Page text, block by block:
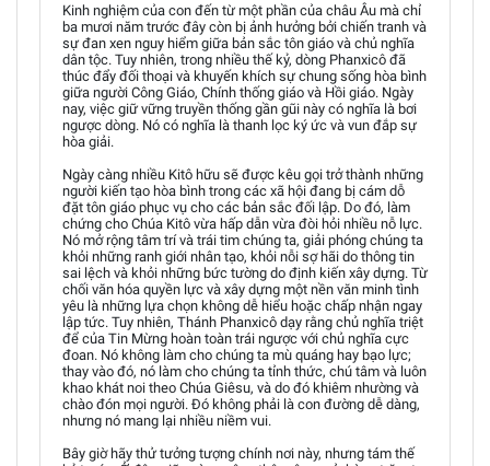
Kinh nghiệm của con đến từ một phần của châu Âu mà chỉ
ba mươi năm trước đây còn bị ảnh hưởng bởi chiến tranh và
sự đan xen nguy hiểm giữa bản sắc tôn giáo và chủ nghĩa
dân tộc. Tuy nhiên, trong nhiều thế kỷ, dòng Phanxicô đã
thúc đẩy đối thoại và khuyến khích sự chung sống hòa bình
giữa người Công Giáo, Chính thống giáo và Hồi giáo. Ngày
nay, việc giữ vững truyền thống gần gũi này có nghĩa là bơi
ngược dòng. Nó có nghĩa là thanh lọc ký ức và vun đắp sự
hòa giải.
Ngày càng nhiều Kitô hữu sẽ được kêu gọi trở thành những
người kiến tạo hòa bình trong các xã hội đang bị cám dỗ
đặt tôn giáo phục vụ cho các bản sắc đối lập. Do đó, làm
chứng cho Chúa Kitô vừa hấp dẫn vừa đòi hỏi nhiều nỗ lực.
Nó mở rộng tâm trí và trái tim chúng ta, giải phóng chúng ta
khỏi những ranh giới nhân tạo, khỏi nỗi sợ hãi do thông tin
sai lệch và khỏi những bức tường do định kiến xây dựng. Từ
chối văn hóa quyền lực và xây dựng một nền văn minh tình
yêu là những lựa chọn không dễ hiểu hoặc chấp nhận ngay
lập tức. Tuy nhiên, Thánh Phanxicô dạy rằng chủ nghĩa triệt
để của Tin Mừng hoàn toàn trái ngược với chủ nghĩa cực
đoan. Nó không làm cho chúng ta mù quáng hay bạo lực;
thay vào đó, nó làm cho chúng ta tỉnh thức, chú tâm và luôn
khao khát noi theo Chúa Giêsu, và do đó khiêm nhường và
chào đón mọi người. Đó không phải là con đường dễ dàng,
nhưng nó mang lại nhiều niềm vui.
Bây giờ hãy thử tưởng tượng chính nơi này, nhưng tám thế